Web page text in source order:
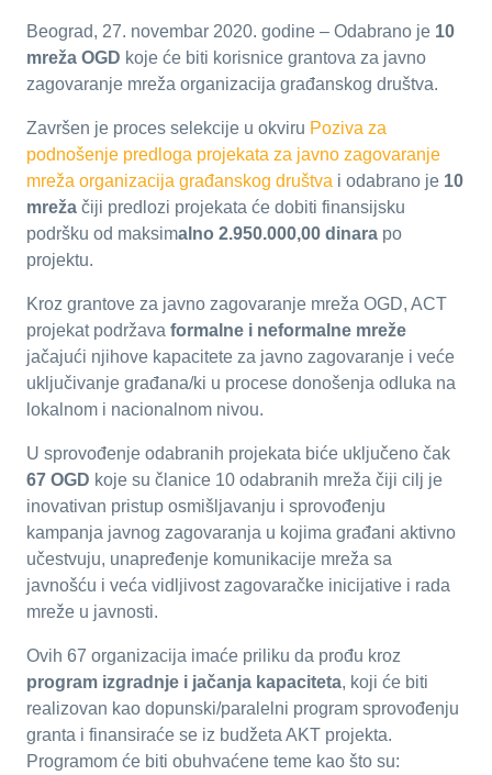
Beograd, 27. novembar 2020. godine – Odabrano je 10
mreža OGD koje će biti korisnice grantova za javno
zagovaranje mreža organizacija građanskog društva.
Završen je proces selekcije u okviru Poziva za
podnošenje predloga projekata za javno zagovaranje
mreža organizacija građanskog društva i odabrano je 10
mreža čiji predlozi projekata će dobiti finansijsku
podršku od maksimalno 2.950.000,00 dinara po
projektu.
Kroz grantove za javno zagovaranje mreža OGD, ACT
projekat podržava formalne i neformalne mreže
jačajući njihove kapacitete za javno zagovaranje i veće
uključivanje građana/ki u procese donošenja odluka na
lokalnom i nacionalnom nivou.
U sprovođenje odabranih projekata biće uključeno čak
67 OGD koje su članice 10 odabranih mreža čiji cilj je
inovativan pristup osmišljavanju i sprovođenju
kampanja javnog zagovaranja u kojima građani aktivno
učestvuju, unapređenje komunikacije mreža sa
javnošću i veća vidljivost zagovaračke inicijative i rada
mreže u javnosti.
Ovih 67 organizacija imaće priliku da prođu kroz
program izgradnje i jačanja kapaciteta, koji će biti
realizovan kao dopunski/paralelni program sprovođenju
granta i finansiraće se iz budžeta AKT projekta.
Programom će biti obuhvaćene teme kao što su: